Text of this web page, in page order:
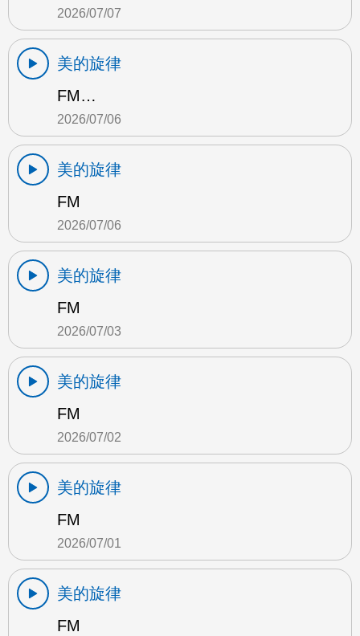
2026/07/07
美的旋律
FM…
2026/07/06
美的旋律
FM
2026/07/06
美的旋律
FM
2026/07/03
美的旋律
FM
2026/07/02
美的旋律
FM
2026/07/01
美的旋律
FM